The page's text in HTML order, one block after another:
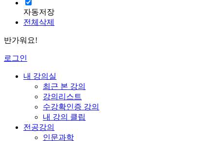
자동저장
전체삭제
반가워요!
로그인
내 강의실
최근 본 강의
강의리스트
수강확인증 강의
내 강의 클립
전공강의
인문과학